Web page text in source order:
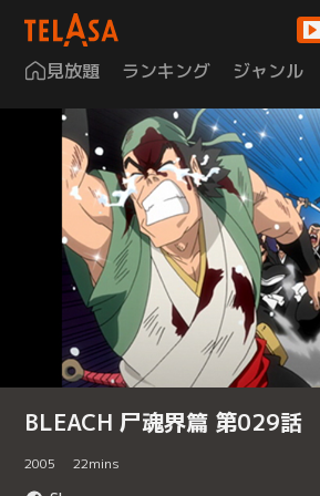
見放題 ランキング ジャンル
BLEACH 尸魂界篇 第029話
2005 22mins